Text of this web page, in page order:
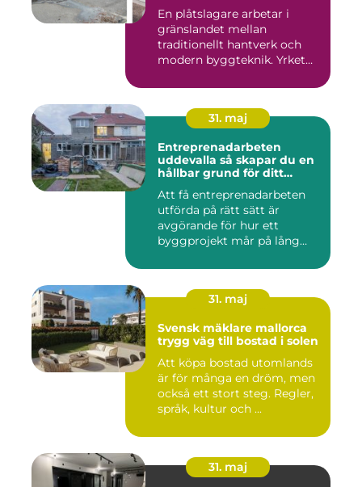
En plåtslagare arbetar i
gränslandet mellan
traditionellt hantverk och
modern byggteknik. Yrket
31. maj
Entreprenadarbeten
uddevalla så skapar du en
hållbar grund för ditt
Att få entreprenadarbeten
utförda på rätt sätt är
avgörande för hur ett
byggprojekt mår på lång
31. maj
Svensk mäklare mallorca
trygg väg till bostad i solen
Att köpa bostad utomlands
är för många en dröm, men
också ett stort steg. Regler,
språk, kultur och ...
31. maj